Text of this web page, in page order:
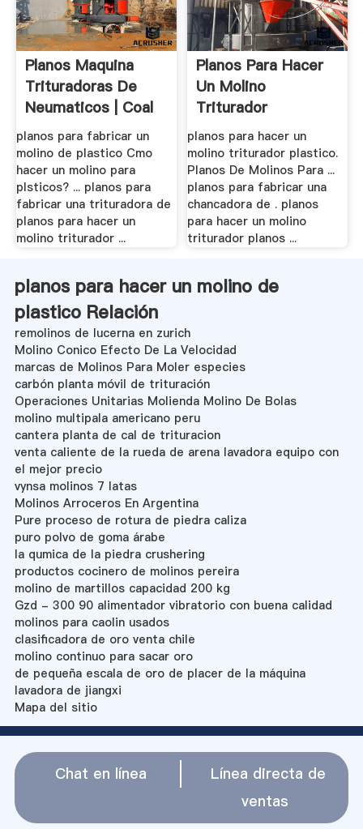
Planos Maquina
Trituradoras De
Neumaticos | Coal
...
planos para fabricar un
molino de plastico Cmo
hacer un molino para
plsticos? ... planos para
fabricar una trituradora de
planos para hacer un
molino triturador ...
Planos Para Hacer
Un Molino
Triturador
planos para hacer un
molino triturador plastico.
Planos De Molinos Para ...
planos para fabricar una
chancadora de . planos
para hacer un molino
triturador planos ...
planos para hacer un molino de
plastico Relación
remolinos de lucerna en zurich
Molino Conico Efecto De La Velocidad
marcas de Molinos Para Moler especies
carbón planta móvil de trituración
Operaciones Unitarias Molienda Molino De Bolas
molino multipala americano peru
cantera planta de cal de trituracion
venta caliente de la rueda de arena lavadora equipo con
el mejor precio
vynsa molinos 7 latas
Molinos Arroceros En Argentina
Pure proceso de rotura de piedra caliza
puro polvo de goma árabe
la qumica de la piedra crushering
productos cocinero de molinos pereira
molino de martillos capacidad 200 kg
Gzd - 300 90 alimentador vibratorio con buena calidad
molinos para caolin usados
clasificadora de oro venta chile
molino continuo para sacar oro
de pequeña escala de oro de placer de la máquina
lavadora de jiangxi
Mapa del sitio
Chat en línea
Línea directa de
ventas